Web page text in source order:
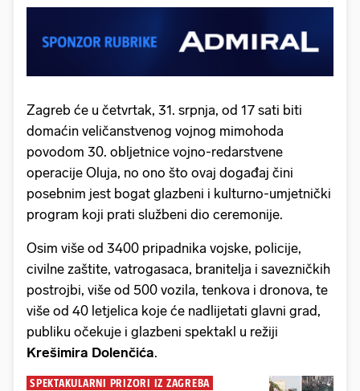
Zagreb će u četvrtak, 31. srpnja, od 17 sati biti
domaćin veličanstvenog vojnog mimohoda
povodom 30. obljetnice vojno-redarstvene
operacije Oluja, no ono što ovaj događaj čini
posebnim jest bogat glazbeni i kulturno-umjetnički
program koji prati službeni dio ceremonije.
Osim više od 3400 pripadnika vojske, policije,
civilne zaštite, vatrogasaca, branitelja i savezničkih
postrojbi, više od 500 vozila, tenkova i dronova, te
više od 40 letjelica koje će nadlijetati glavni grad,
publiku očekuje i glazbeni spektakl u režiji
Krešimira Dolenčića.
SPEKTAKULARNI PRIZORI IZ ZAGREBA